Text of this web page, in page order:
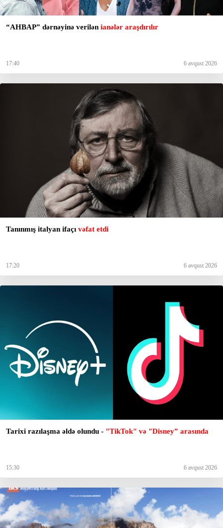
“AHBAP” dərnəyinə verilən ianələr araşdırılır
17:40 6 avqust 2026
Tanınmış italyan ifaçı vəfat etdi
17:20 6 avqust 2026
Tarixi razılaşma əldə olundu - "TikTok" və "Disney” arasında
15:30 6 avqust 2026